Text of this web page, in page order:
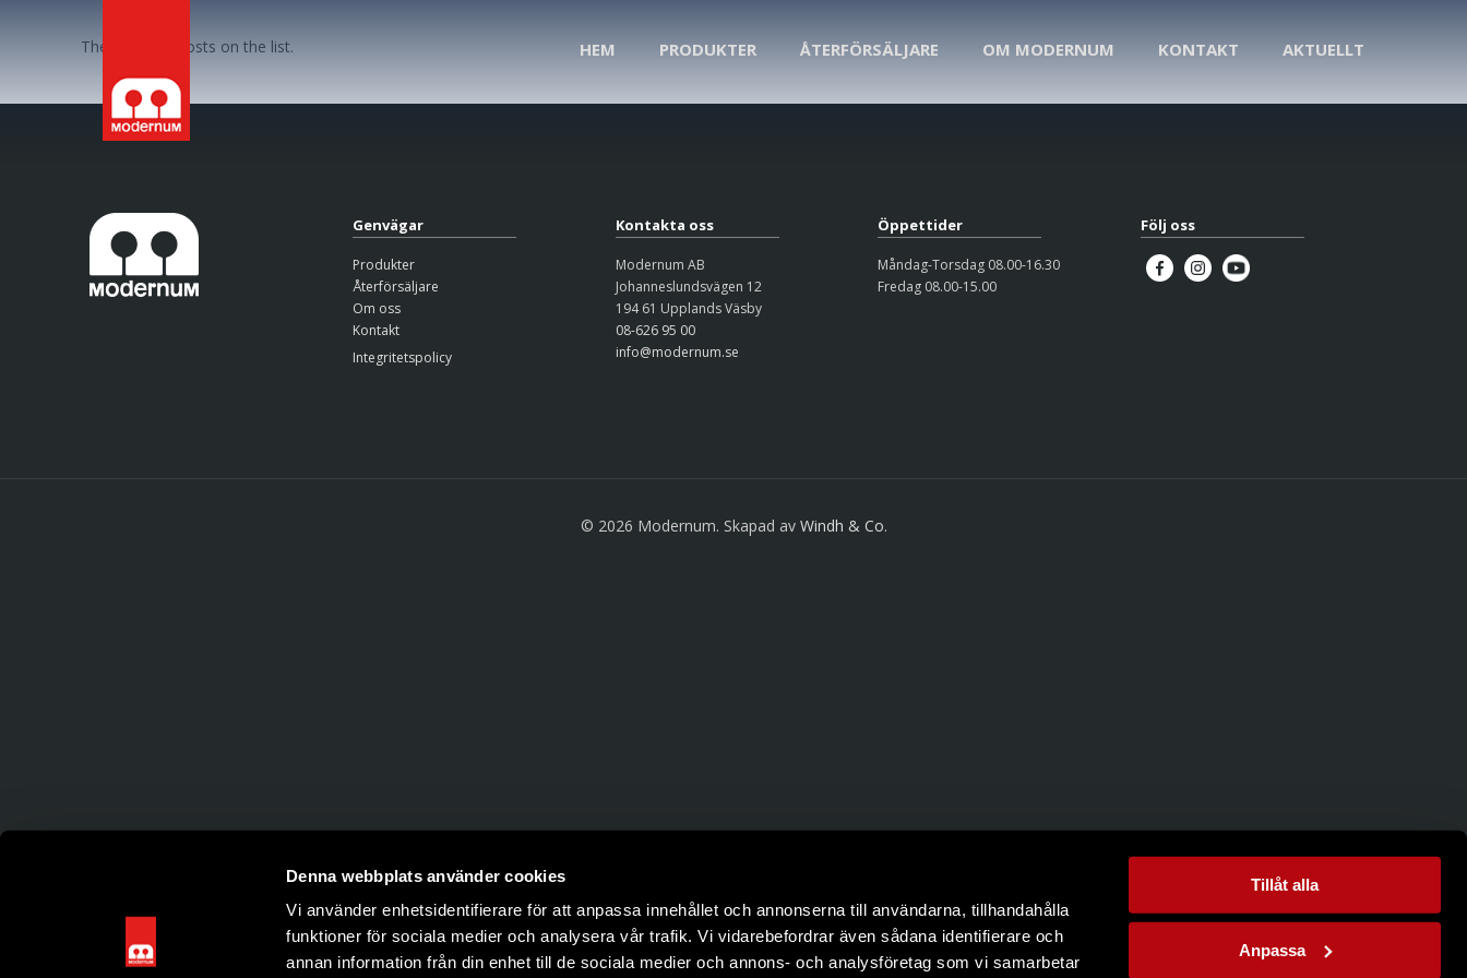
Denna webbplats använder cookies
Vi använder enhetsidentifierare för att anpassa innehållet och annonserna till användarna, tillhandahålla
funktioner för sociala medier och analysera vår trafik. Vi vidarebefordrar även sådana identifierare och
annan information från din enhet till de sociala medier och annons- och analysföretag som vi samarbetar
Tillåt alla
Anpassa
HEM PRODUKTER ÅTERFÖRSÄLJARE OM MODERNUM KONTAKT AKTUELLT
There are no posts on the list.
Genvägar
Produkter
Återförsäljare
Om oss
Kontakt
Integritetspolicy
Kontakta oss
Modernum AB
Johanneslundsvägen 12
194 61 Upplands Väsby
08-626 95 00
info@modernum.se
Öppettider
Måndag-Torsdag 08.00-16.30
Fredag 08.00-15.00
Följ oss
© 2026 Modernum. Skapad av Windh & Co.